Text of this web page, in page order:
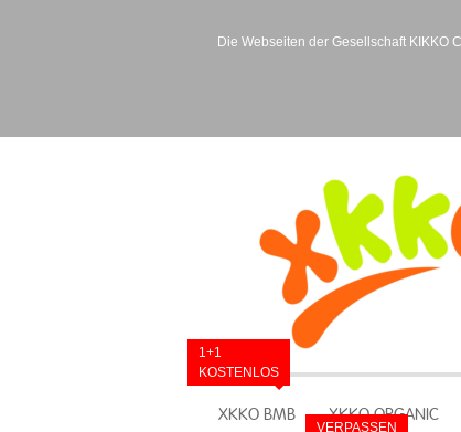
Die Webseiten der Gesellschaft KIKKO
XKKO BMB
1+1
KOSTENLOS
XKKO ORGANIC
VERPASSEN